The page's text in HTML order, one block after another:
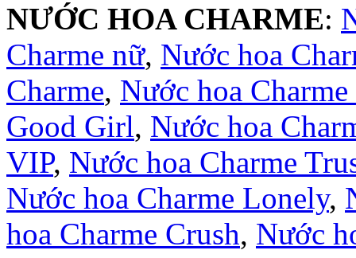
NƯỚC HOA CHARME:
Charme nữ, Nước hoa
Charme, Nước hoa Charme
Good Girl, Nước hoa
VIP, Nước hoa Charme
Nước hoa Charme Lonely,
hoa Charme Crush, Nước